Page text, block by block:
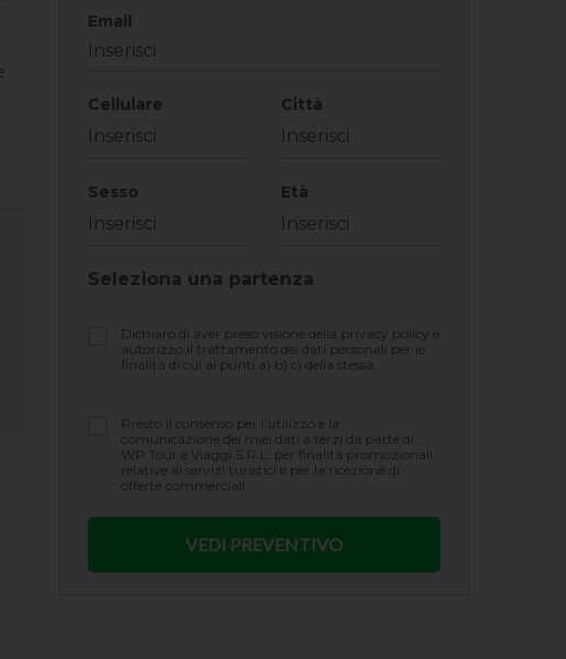
Email
Cellulare Città
Sesso Età
Seleziona una partenza
Dichiaro di aver preso visione della privacy policy e
autorizzo il trattamento dei dati personali per le
finalità di cui ai punti a) b) c) della stessa.
Presto il consenso per l’utilizzo e la
comunicazione dei miei dati a terzi da parte di
WP Tour e Viaggi S.R.L. per finalità promozionali
relative ai servizi turistici e per la ricezione di
offerte commerciali.